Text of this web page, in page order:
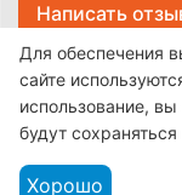
Написать
© 2017-2026 ООО «Леко»
Для обеспечения
сайте
использование,
будут
Хорошо